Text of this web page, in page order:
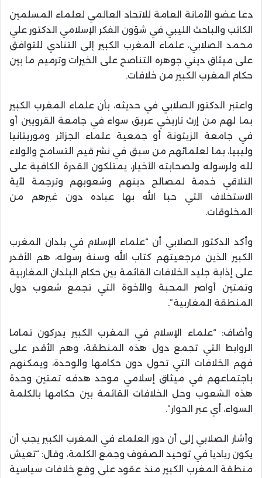
دعا عضو الأمانة العامة للاتحاد العالمي لعلماء المسلمين
الكاتب والباحث الليبي في شؤون الفكر الإسلامي الدكتور علي
محمد الصلابي، علماء المغرب الكبير إلى التنادي للتوافق
على ميثاق ديني جوهره التناصح على الخيرات وترميم ما بين
حكام المغرب الكبير من خلافات.
واعتبر الدكتور الصلابي في حديثه، بأن علماء المغرب الكبير
بما لهم من إرث تاريخي عريق سواء في جامعة القرويين أو
في جامعة الزيتونة أو جمعية علماء الجزائر وموريتانيا
وليبيا، بما لعلمائهم من سبق في نشر قيم التسامح والولاء
لله ولرسوله ولصحابته الأخيار، يمتلكون القدرة الكافية على
التلاقي خدمة لمصالح دينهم وشعوبهم وترجمة لآية
الاستخلاف التي حبا الله بها عباده دون غيرهم من
المخلوقات.
وأكد الدكتور الصلابي أن “علماء الإسلام في بلدان المغرب
الكبير الذين مرجعيتهم كتاب الله وسنة رسوله، هم الأقدر
على إذابة جليد الخلافات القائمة بين حكام البلدان المغاربية
وتمتين أواصر المحبة والأخوة التي تجمع شعوب دول
المنطقة المغاربية”.
وأضاف: “علماء الإسلام في المغرب الكبير يدركون تماما
الروابط التي تجمع دول هذه المنطقة، وهم الأقدر على
فهم الخلافات التي تحول دون حكامها والوحدة، ويمكنهم
باجتماعهم في ميثاق إسلامي موحد هدفه تمتين وحدة
هذه الشعوب وحل الخلافات القائمة بين حكامها بالكلمة
السواء، أي عبر الحوار”.
وأشار الصلابي إلى أن دور العلماء في المغرب الكبير يجب أن
يكون رياديا في توحيد الصفوف وجمع الكلمة، وقال: “تعيش
منطقة المغرب الكبير منذ عقود على وقع خلافات سياسية